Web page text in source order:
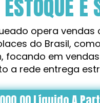
opera vendas
do Brasil,
focando em
a rede entrega